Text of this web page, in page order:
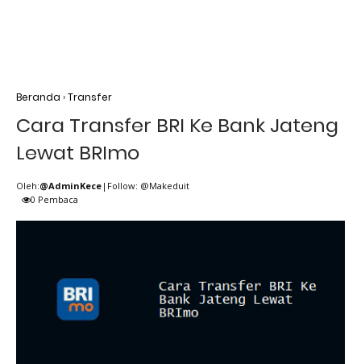
Beranda ›Transfer
Cara Transfer BRI Ke Bank Jateng
Lewat BRImo
Oleh:@AdminKece |Follow: @Makeduit
0 Pembaca